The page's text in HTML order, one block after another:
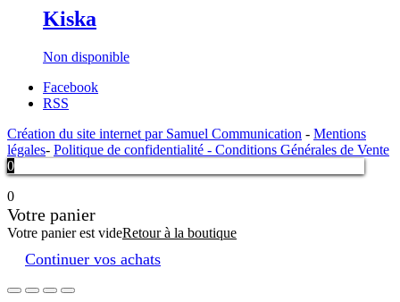
Kiska
Non disponible
Facebook
RSS
Création du site internet par Samuel Communication - Mentions
légales- Politique de confidentialité - Conditions Générales de Vente
0
0
Votre panier
Votre panier est videRetour à la boutique
Continuer vos achats